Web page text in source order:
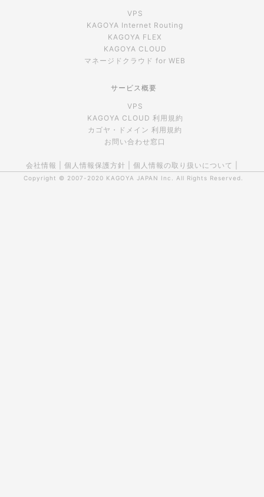
VPS
KAGOYA Internet Routing
KAGOYA FLEX
KAGOYA CLOUD
マネージドクラウド for WEB
サービス概要
VPS
KAGOYA CLOUD 利用規約
カゴヤ・ドメイン 利用規約
お問い合わせ窓口
会社情報 個人情報保護方針 個人情報の取り扱いについて
Copyright © 2007-2020 KAGOYA JAPAN Inc. All Rights Reserved.